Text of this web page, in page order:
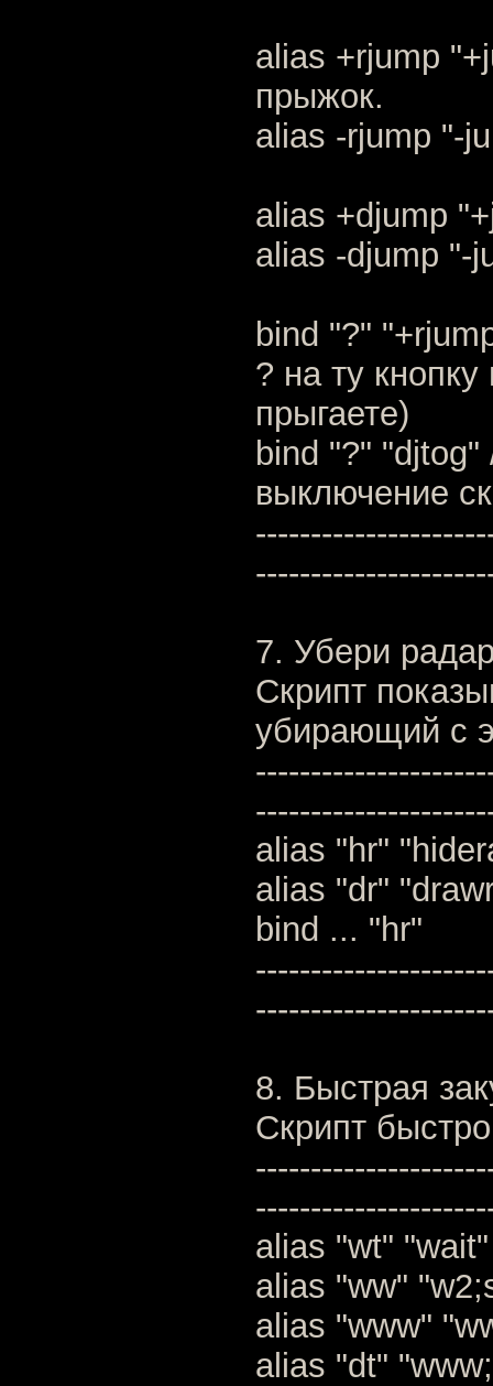
alias +rjump
прыжок.
alias -rjump "-
alias +djump
alias -djump "-
bind "?"
? на ту
прыгаете)
bind "?"
выключение
7. Убери
Скрипт
убирающий с
alias "hr"
alias "dr"
bind ... "hr"
8. Быстрая
Скрипт
alias "wt" "wait"
alias "ww"
alias "www"
alias "dt"